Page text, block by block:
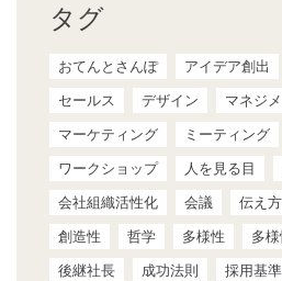
タグ
おてんとさんぽ アイデア創出
セールス
デザイン
マネジ
マーケティング
ミーティング
ワークショップ
人を見る目
会社組織活性化
会議 伝え方
創造性
哲学 多様性 多
後継社長
成功法則 採用基準